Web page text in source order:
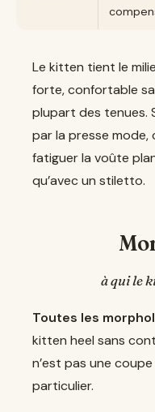
Le kitten tient le
forte, confortable
plupart des tenues.
par la presse mode,
fatiguer la voûte
qu’avec un stiletto.
à qui le
Toutes les
kitten heel sans
n’est pas une
particulier.